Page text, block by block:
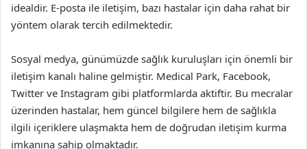
idealdir. E-posta ile iletişim, bazı hastalar için daha rahat bir
yöntem olarak tercih edilmektedir.
Sosyal medya, günümüzde sağlık kuruluşları için önemli bir
iletişim kanalı haline gelmiştir. Medical Park, Facebook,
Twitter ve Instagram gibi platformlarda aktiftir. Bu mecralar
üzerinden hastalar, hem güncel bilgilere hem de sağlıkla
ilgili içeriklere ulaşmakta hem de doğrudan iletişim kurma
imkanına sahip olmaktadır.